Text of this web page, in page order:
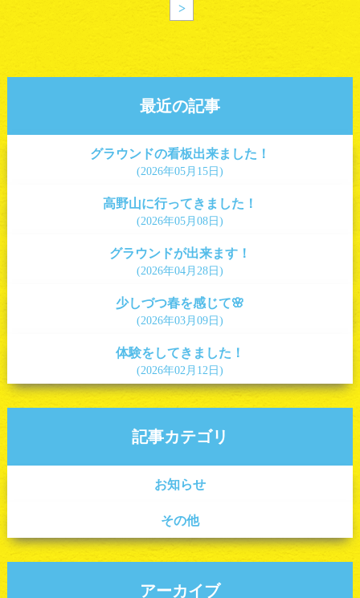
>
最近の記事
グラウンドの看板出来ました！
(2026年05月15日)
高野山に行ってきました！
(2026年05月08日)
グラウンドが出来ます！
(2026年04月28日)
少しづつ春を感じて🌸
(2026年03月09日)
体験をしてきました！
(2026年02月12日)
記事カテゴリ
お知らせ
その他
アーカイブ